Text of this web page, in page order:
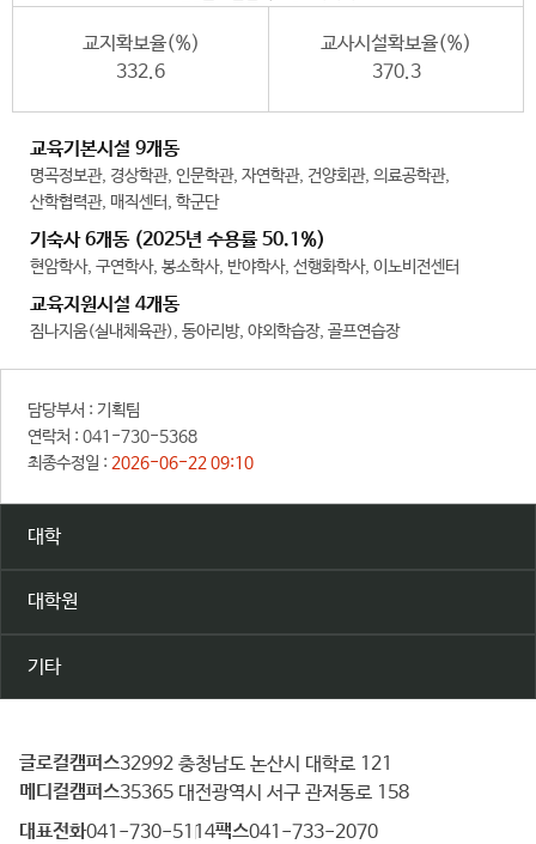
교지확보율(%)
332.6
교사시설확보율(%)
370.3
교육기본시설 9개동
명곡정보관, 경상학관, 인문학관, 자연학관, 건양회관, 의료공학관,
산학협력관, 매직센터, 학군단
기숙사 6개동 (2025년 수용률 50.1%)
현암학사, 구연학사, 봉소학사, 반야학사, 선행화학사, 이노비전센터
교육지원시설 4개동
짐나지움(실내체육관), 동아리방, 야외학습장, 골프연습장
담당부서 : 기획팀
연락처 : 041-730-5368
최종수정일 : 2026-06-22 09:10
대학
대학원
기타
건
양
대
글로컬캠퍼스 32992 충청남도 논산시 대학로 121
메디컬캠퍼스 35365 대전광역시 서구 관저동로 158
대표전화 041-730-5114 팩스 041-733-2070